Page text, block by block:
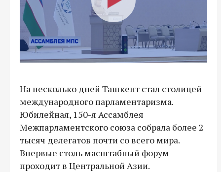
На несколько дней Ташкент стал столицей
международного парламентаризма.
Юбилейная, 150-я Ассамблея
Межпарламентского союза собрала более 2
тысяч делегатов почти со всего мира.
Впервые столь масштабный форум
проходит в Центральной Азии.